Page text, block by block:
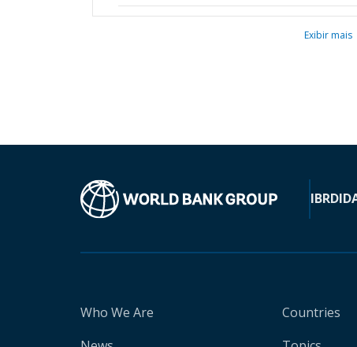
Exibir mais
IBRD
Who We Are
Countries